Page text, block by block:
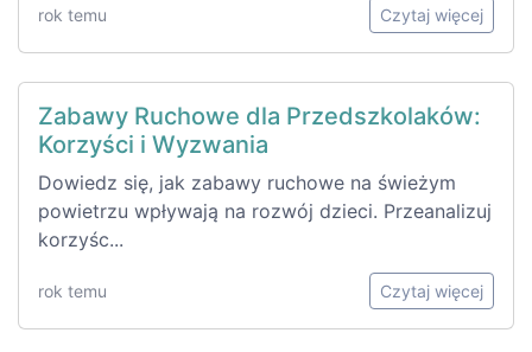
rok temu Czytaj więcej
Zabawy Ruchowe dla Przedszkolaków:
Korzyści i Wyzwania
Dowiedz się, jak zabawy ruchowe na świeżym
powietrzu wpływają na rozwój dzieci. Przeanalizuj
korzyśc...
rok temu Czytaj więcej